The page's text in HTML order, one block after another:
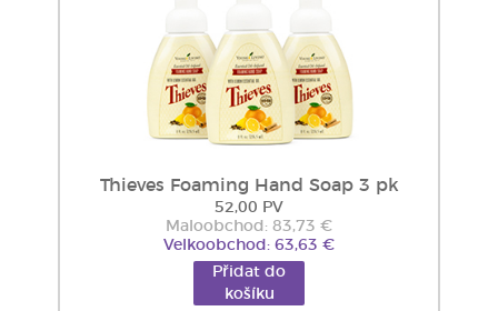
Thieves Foaming Hand Soap 3 pk
52,00 PV
Maloobchod: 83,73 €
Velkoobchod: 63,63 €
Přidat do
košíku